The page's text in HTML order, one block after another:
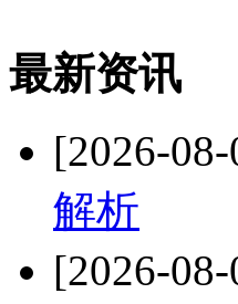
最新资讯
[2026-
解析
[2026-